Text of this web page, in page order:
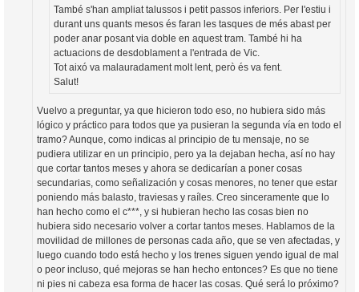
També s'han ampliat talussos i petit passos inferiors. Per l'estiu i
durant uns quants mesos és faran les tasques de més abast per
poder anar posant via doble en aquest tram. També hi ha
actuacions de desdoblament a l'entrada de Vic.
Tot aixó va malauradament molt lent, però és va fent.
Salut!
Vuelvo a preguntar, ya que hicieron todo eso, no hubiera sido más
lógico y práctico para todos que ya pusieran la segunda vía en todo el
tramo? Aunque, como indicas al principio de tu mensaje, no se
pudiera utilizar en un principio, pero ya la dejaban hecha, así no hay
que cortar tantos meses y ahora se dedicarían a poner cosas
secundarias, como señalización y cosas menores, no tener que estar
poniendo más balasto, traviesas y raíles. Creo sinceramente que lo
han hecho como el c***, y si hubieran hecho las cosas bien no
hubiera sido necesario volver a cortar tantos meses. Hablamos de la
movilidad de millones de personas cada año, que se ven afectadas, y
luego cuando todo está hecho y los trenes siguen yendo igual de mal
o peor incluso, qué mejoras se han hecho entonces? Es que no tiene
ni pies ni cabeza esa forma de hacer las cosas. Qué será lo próximo?